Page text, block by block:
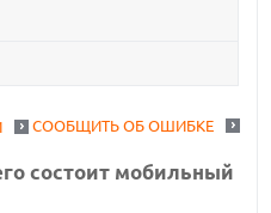
СООБЩИТЬ ОБ ОШИБКЕ
состоит мобильный